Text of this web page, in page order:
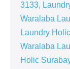
3133,
Waralaba
Laundry
Waralaba
Holic